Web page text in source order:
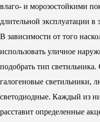
влаго- и морозостойкими
длительной эксплуатации
В зависимости от того
использовать уличное
подобрать тип
галогеновые светильники,
светодиодные. Каждый из
расставит определенные